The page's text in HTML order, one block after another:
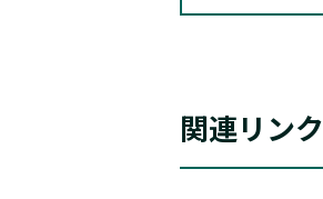
関連リンク